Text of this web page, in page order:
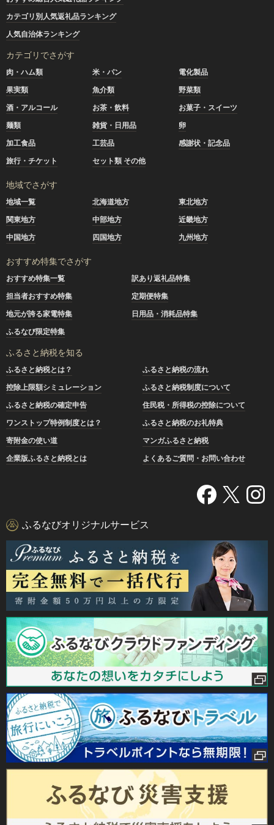
カテゴリ別人気返礼品ランキング
人気自治体ランキング
カテゴリでさがす
肉・ハム類 米・パン
電化製品
果実類
魚介類
野菜類
酒・アルコール
お茶・飲料
お菓子・スイーツ
麺類
雑貨・日用品
卵
加工食品
工芸品
感謝状・記念品
旅行・チケット
セット類 その他
地域でさがす
地域一覧 北海道地方
東北地方
関東地方
中部地方
近畿地方
中国地方
四国地方 九州地方
おすすめ特集でさがす
おすすめ特集一覧
訳あり返礼品特集
担当者おすすめ特集
定期便特集
地元が誇る家電特集
日用品・消耗品特集
ふるなび限定特集
ふるさと納税を知る
ふるさと納税とは？
ふるさと納税の流れ
控除上限額シミュレーション
ふるさと納税制度について
ふるさと納税の確定申告
住民税・所得税の控除について
ワンストップ特例制度とは？
ふるさと納税のお礼特典
寄附金の使い道
マンガふるさと納税
企業版ふるさと納税とは
よくあるご質問・お問い合わせ
ふるなびオリジナルサービス